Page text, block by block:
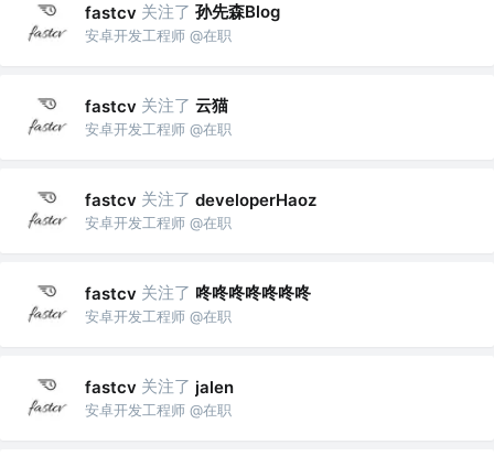
fastcv 关注了 孙先森Blog
安卓开发工程师 @在职
fastcv 关注了 云猫
安卓开发工程师 @在职
fastcv 关注了 developerHaoz
安卓开发工程师 @在职
fastcv 关注了 咚咚咚咚咚咚咚
安卓开发工程师 @在职
fastcv 关注了 jalen
安卓开发工程师 @在职